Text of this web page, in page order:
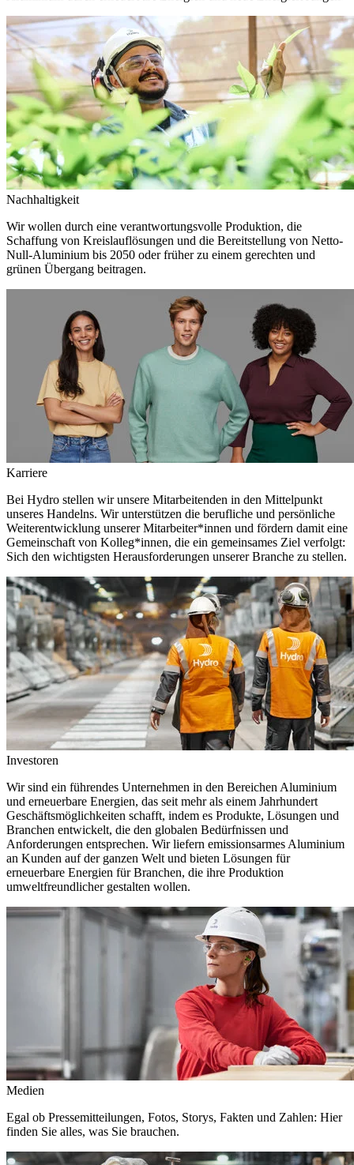
Nachhaltigkeit
Wir wollen durch eine verantwortungsvolle Produktion, die
Schaffung von Kreislauflösungen und die Bereitstellung von Netto-
Null-Aluminium bis 2050 oder früher zu einem gerechten und
grünen Übergang beitragen.
Karriere
Bei Hydro stellen wir unsere Mitarbeitenden in den Mittelpunkt
unseres Handelns. Wir unterstützen die berufliche und persönliche
Weiterentwicklung unserer Mitarbeiter*innen und fördern damit eine
Gemeinschaft von Kolleg*innen, die ein gemeinsames Ziel verfolgt:
Sich den wichtigsten Herausforderungen unserer Branche zu stellen.
Investoren
Wir sind ein führendes Unternehmen in den Bereichen Aluminium
und erneuerbare Energien, das seit mehr als einem Jahrhundert
Geschäftsmöglichkeiten schafft, indem es Produkte, Lösungen und
Branchen entwickelt, die den globalen Bedürfnissen und
Anforderungen entsprechen. Wir liefern emissionsarmes Aluminium
an Kunden auf der ganzen Welt und bieten Lösungen für
erneuerbare Energien für Branchen, die ihre Produktion
umweltfreundlicher gestalten wollen.
Medien
Egal ob Pressemitteilungen, Fotos, Storys, Fakten und Zahlen: Hier
finden Sie alles, was Sie brauchen.